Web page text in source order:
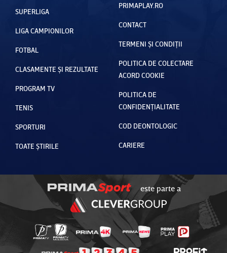
SUPERLIGA
LIGA CAMPIONILOR
FOTBAL
CLASAMENTE ȘI REZULTATE
PROGRAM TV
TENIS
SPORTURI
TOATE ȘTIRILE
PRIMAPLAY.RO
CONTACT
TERMENI ȘI CONDIȚII
POLITICA DE COLECTARE
ACORD COOKIE
POLITICA DE
CONFIDENȚIALITATE
COD DEONTOLOGIC
CARIERE
este parte a